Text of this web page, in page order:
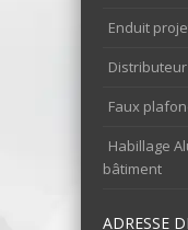
Enduit
Faux
Habillage
bâtiment
ADRESSE